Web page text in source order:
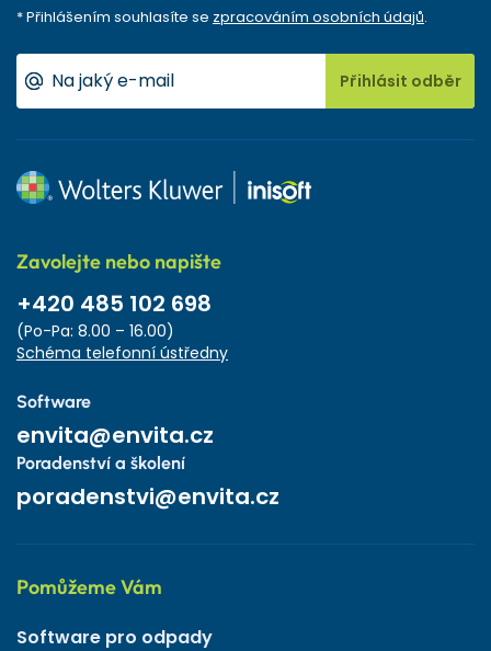
* Přihlášením souhlasíte se zpracováním osobních údajů.
Přihlásit odběr
Zavolejte nebo napište
+420 485 102 698
(Po-Pa: 8.00 – 16.00)
Schéma telefonní ústředny
Software
envita@envita.cz
Poradenství a školení
poradenstvi@envita.cz
Pomůžeme Vám
Software pro odpady